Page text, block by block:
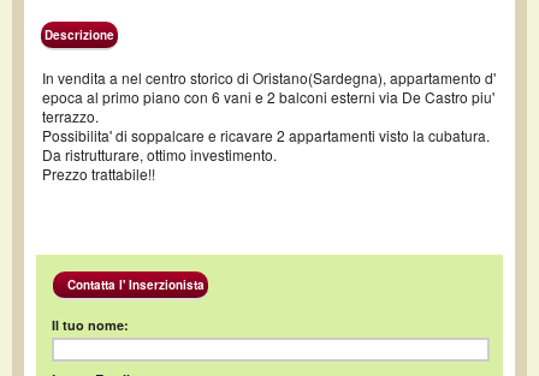
Descrizione
In vendita a nel centro storico di Oristano(Sardegna), appartamento d'
epoca al primo piano con 6 vani e 2 balconi esterni via De Castro piu'
terrazzo.
Possibilita' di soppalcare e ricavare 2 appartamenti visto la cubatura.
Da ristrutturare, ottimo investimento.
Prezzo trattabile!!
Contatta l' Inserzionista
Il tuo nome: